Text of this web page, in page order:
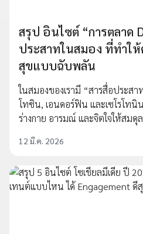
สรุป อินไซต์ “การตลาด
ประสาทในสมอง ที่ทำใ
สุขแบบฉับพลัน
ในสมองของเรามี “สารสื่อประส
โทซิน, เอนดอร์ฟิน และเซโรโท
ร่างกาย อารมณ์ และจิตใจให้สมดุล
12 มี.ค. 2026